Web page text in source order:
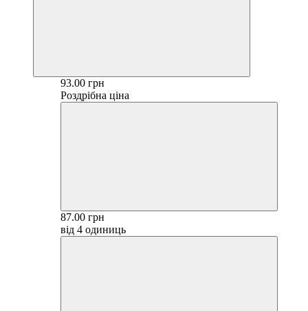
93.00 грн
Роздрібна ціна
87.00 грн
від 4 одиниць